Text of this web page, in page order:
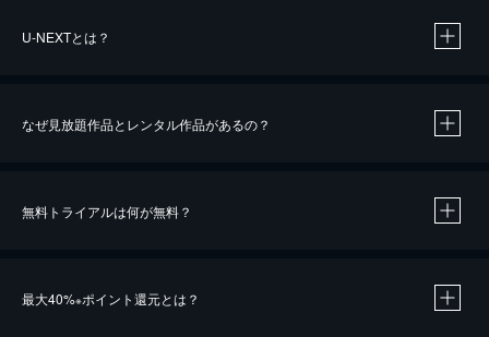
U-NEXTとは？
なぜ見放題作品とレンタル作品があるの？
無料トライアルは何が無料？
最大40%※ポイント還元とは？